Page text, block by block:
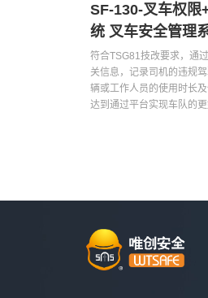
SF-130-叉车权限
统 叉车安全管理
符合TSG81技改要求，通
关信息，记录司机的违规
辆或工作人员的使用时长及
达到通过平台实现车队的更